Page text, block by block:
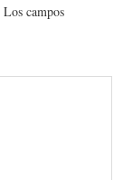
Los campos